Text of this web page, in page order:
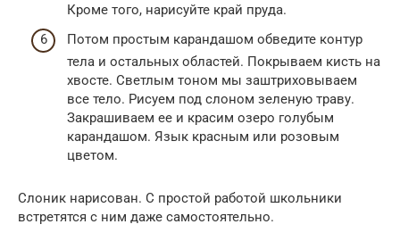
Кроме того, нарисуйте край пруда.
Потом простым карандашом обведите контур
тела и остальных областей. Покрываем кисть на
хвосте. Светлым тоном мы заштриховываем
все тело. Рисуем под слоном зеленую траву.
Закрашиваем ее и красим озеро голубым
карандашом. Язык красным или розовым
цветом.
Слоник нарисован. С простой работой школьники
встретятся с ним даже самостоятельно.